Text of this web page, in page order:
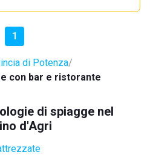
1
di Potenza
con bar e ristorante
di spiagge nel
d'Agri